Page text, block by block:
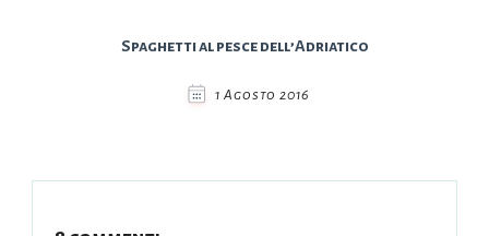
Spaghetti al pesce dell’Adriatico
1 Agosto 2016